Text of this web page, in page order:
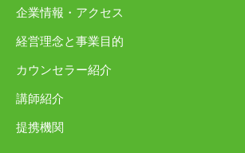
企業情報・アクセス
経営理念と事業目的
カウンセラー紹介
講師紹介
提携機関